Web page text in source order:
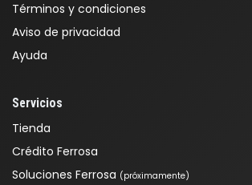
Términos y condiciones
Aviso de privacidad
Ayuda
Servicios
Tienda
Crédito Ferrosa
Soluciones Ferrosa (próximamente)